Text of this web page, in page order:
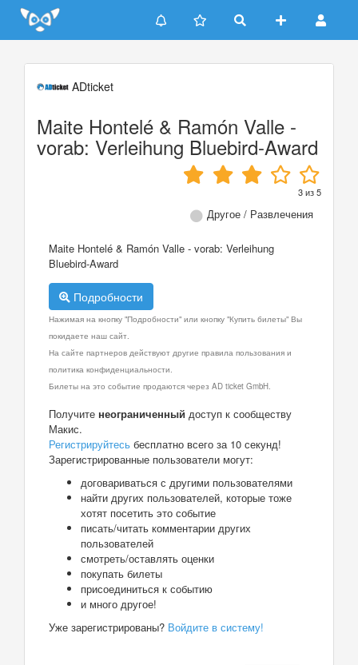
Update cookies preferences
ADticket
Maite Hontelé & Ramón Valle -
vorab: Verleihung Bluebird-Award
3из5
Другое / Развлечения
Maite Hontelé & Ramón Valle - vorab: Verleihung
Bluebird-Award
Подробности
Нажимая на кнопку "Подробности" или кнопку "Купить билеты" Вы
покидаете наш сайт.
На сайте партнеров действуют другие правила пользования и
политика конфиденциальности.
Билеты на это событие продаются через AD ticket GmbH.
Получите неограниченный доступ к сообществу
Макис.
Регистрируйтесь бесплатно всего за 10 секунд!
Зарегистрированные пользователи могут:
договариваться с другими пользователями
найти других пользователей, которые тоже
хотят посетить это событие
писать/читать комментарии других
пользователей
смотреть/оставлять оценки
покупать билеты
присоединиться к событию
и много другое!
Уже зарегистрированы? Войдите в систему!